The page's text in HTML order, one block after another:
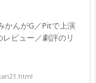
かんがG／Pitで上演
ビュー／劇評のリ